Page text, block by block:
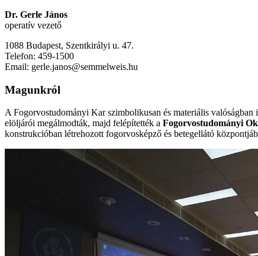
Dr. Gerle János
operatív vezető
1088 Budapest, Szentkirályi u. 47.
Telefon: 459-1500
Email: gerle.janos@semmelweis.hu
Magunkról
A Fogorvostudományi Kar szimbolikusan és materiális
elöljárói megálmodták, majd felépítették a Fogorvostudományi
konstrukcióban létrehozott fogorvosképző és betegellátó